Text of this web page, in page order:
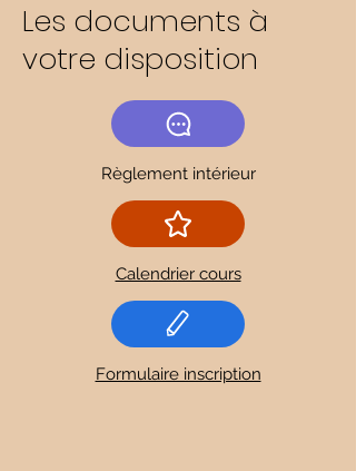
Les documents à
votre disposition
Règlement intérieur
Calendrier cours
Formulaire inscription